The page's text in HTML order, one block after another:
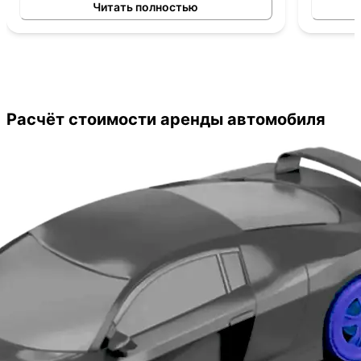
на новой машине. Рекомендую!
Читать полностью
сделки.
Расчёт стоимости аренды автомобиля